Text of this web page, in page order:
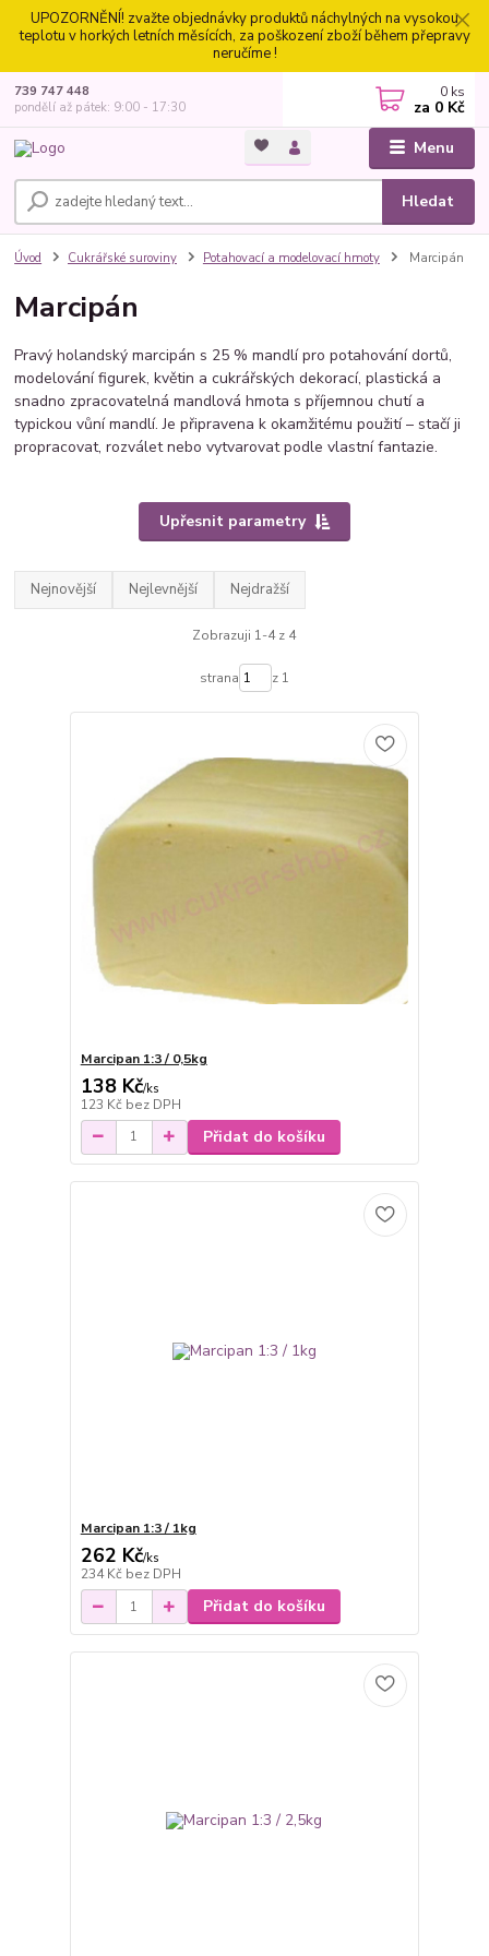
UPOZORNĚNÍ! zvažte objednávky produktů náchylných na vysokou
teplotu v horkých letních měsících, za poškození zboží během přepravy
neručíme !
Menu
Hledat
739 747 448
pondělí až pátek: 9:00 - 17:30
0 ks
za 0 Kč
Úvod Cukrářské suroviny Potahovací a modelovací hmoty Marcipán
Marcipán
Pravý holandský marcipán s 25 % mandlí pro potahování dortů,
modelování figurek, květin a cukrářských dekorací, plastická a
snadno zpracovatelná mandlová hmota s příjemnou chutí a
typickou vůní mandlí. Je připravena k okamžitému použití – stačí ji
propracovat, rozválet nebo vytvarovat podle vlastní fantazie.
Upřesnit parametry
Nejnovější Nejlevnější Nejdražší
Zobrazuji 1-4 z 4
strana z 1
Marcipan 1:3 / 0,5kg
138 Kč/ks
123 Kč bez DPH
Přidat do košíku
Marcipan 1:3 / 1kg
262 Kč/ks
234 Kč bez DPH
Přidat do košíku